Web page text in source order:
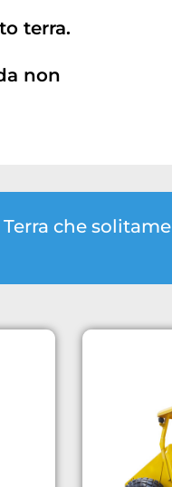
terra.
non
che